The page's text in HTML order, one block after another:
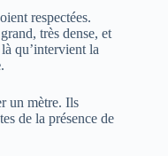
respectées.
très dense, et
qu’intervient la
.
un mètre. Ils
de la présence de